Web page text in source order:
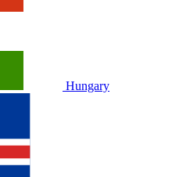
Hungary